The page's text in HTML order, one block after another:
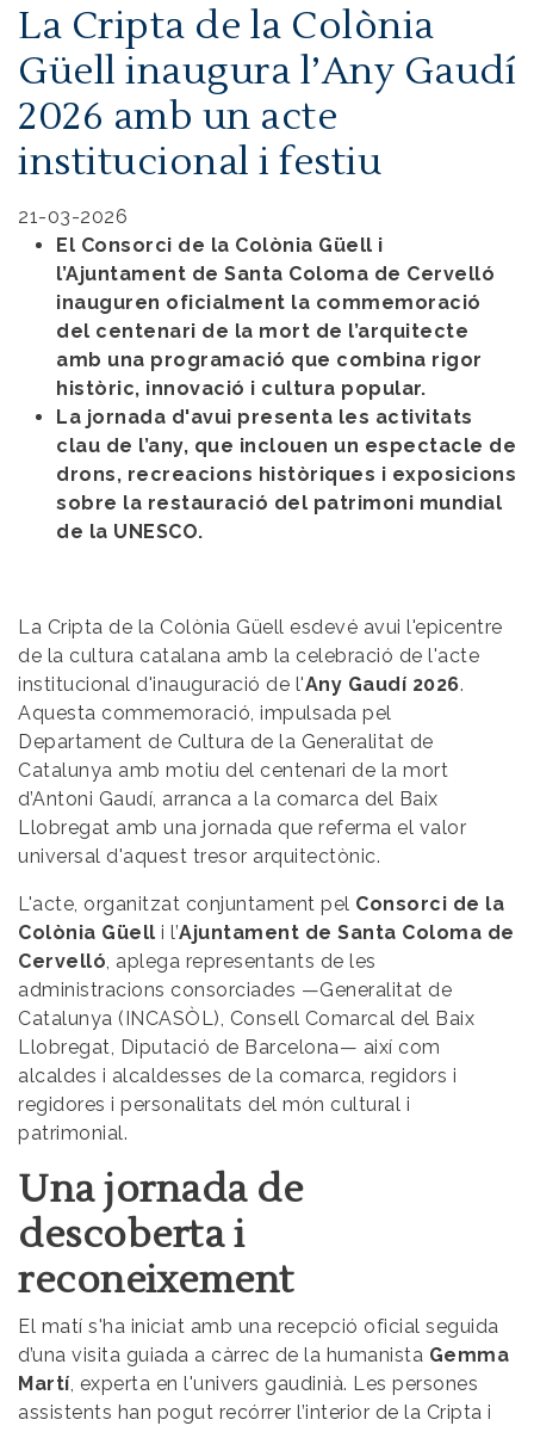
La Cripta de la Colònia
Güell inaugura l’Any Gaudí
2026 amb un acte
institucional i festiu
21-03-2026
El Consorci de la Colònia Güell i
l’Ajuntament de Santa Coloma de Cervelló
inauguren oficialment la commemoració
del centenari de la mort de l’arquitecte
amb una programació que combina rigor
històric, innovació i cultura popular.
La jornada d'avui presenta les activitats
clau de l’any, que inclouen un espectacle de
drons, recreacions històriques i exposicions
sobre la restauració del patrimoni mundial
de la UNESCO.
La Cripta de la Colònia Güell esdevé avui l'epicentre
de la cultura catalana amb la celebració de l'acte
institucional d'inauguració de l'Any Gaudí 2026.
Aquesta commemoració, impulsada pel
Departament de Cultura de la Generalitat de
Catalunya amb motiu del centenari de la mort
d’Antoni Gaudí, arranca a la comarca del Baix
Llobregat amb una jornada que referma el valor
universal d'aquest tresor arquitectònic.
L'acte, organitzat conjuntament pel Consorci de la
Colònia Güell i l’Ajuntament de Santa Coloma de
Cervelló, aplega representants de les
administracions consorciades —Generalitat de
Catalunya (INCASÒL), Consell Comarcal del Baix
Llobregat, Diputació de Barcelona— així com
alcaldes i alcaldesses de la comarca, regidors i
regidores i personalitats del món cultural i
patrimonial.
Una jornada de
descoberta i
reconeixement
El matí s'ha iniciat amb una recepció oficial seguida
d’una visita guiada a càrrec de la humanista Gemma
Martí, experta en l'univers gaudinià. Les persones
assistents han pogut recórrer l’interior de la Cripta i